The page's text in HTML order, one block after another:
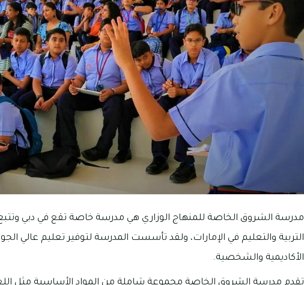
مدرسة الشروق الخاصة للمنهاج الوزاري هي مدرسة خاصة تقع في دبي وتتبع
التربية والتعليم في الإمارات، ولقد تأسست المدرسة لتوفير تعليم عالي
الأكاديمية والشخصية.
تقدم مدرسة الشروق الخاصة مجموعة شاملة من المواد الأساسية مثل اللغة